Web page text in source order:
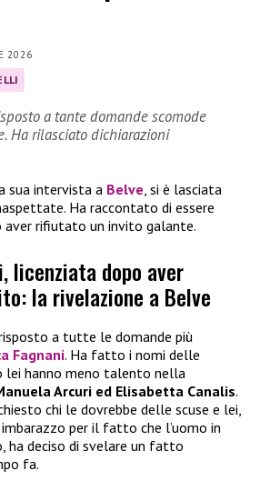
2026
a tante domande scomode
Ha rilasciato dichiarazioni
sua intervista a Belve , si è lasciata
Ha raccontato di essere
rifiutato un invito galante.
licenziata dopo aver
la rivelazione a Belve
a tutte le domande più
Fagnani. Ha fatto i nomi delle
lei hanno meno talento nella
Arcuri ed Elisabetta Canalis.
chi le dovrebbe delle scuse e lei,
per il fatto che l’uomo in
ha deciso di svelare un fatto
fa.